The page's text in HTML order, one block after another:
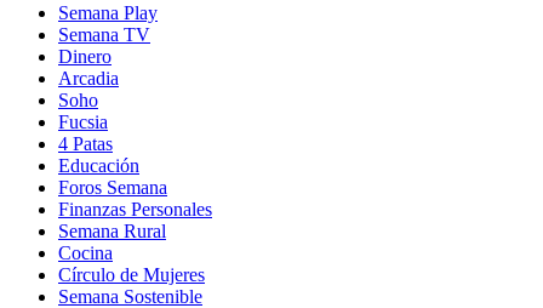
Semana Play
Semana TV
Dinero
Arcadia
Soho
in
new
window
Fucsia
in
new
window
4 Patas
Educación
Foros Semana
Finanzas Personales
Semana Rural
Cocina
Círculo de Mujeres
Semana Sostenible